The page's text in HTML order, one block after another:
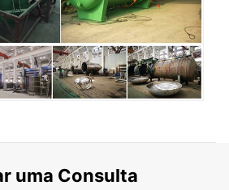
uma Consulta